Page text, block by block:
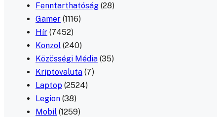
Fenntarthatóság (28)
Gamer (1116)
Hír (7452)
Konzol (240)
Közösségi Média (35)
Kriptovaluta (7)
Laptop (2524)
Legion (38)
Mobil (1259)